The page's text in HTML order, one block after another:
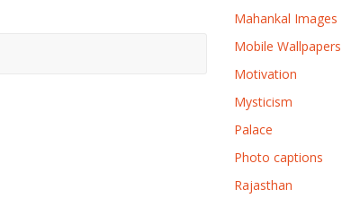
Mahankal Images
Mobile Wallpapers
Motivation
Mysticism
Palace
Photo captions
Rajasthan